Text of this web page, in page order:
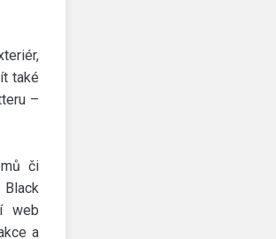
také
–
či
web
a